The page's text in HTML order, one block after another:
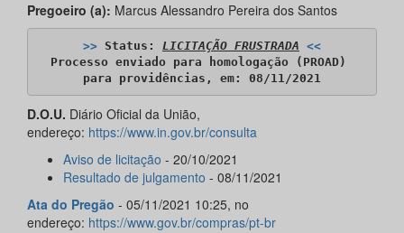
Pregoeiro (a): Marcus Alessandro Pereira dos Santos
>> Status: LICITAÇÃO FRUSTRADA <<
Processo enviado para homologação (PROAD)
para providências, em: 08/11/2021
D.O.U. Diário Oficial da União,
endereço: https://www.in.gov.br/consulta
Aviso de licitação - 20/10/2021
Resultado de julgamento - 08/11/2021
Ata do Pregão - 05/11/2021 10:25, no
endereço: https://www.gov.br/compras/pt-br